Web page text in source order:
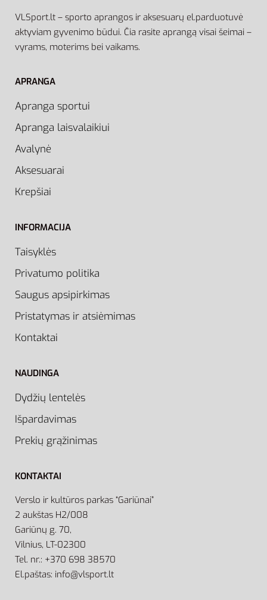
VLSport.lt – sporto aprangos ir aksesuarų el.parduotuvė
aktyviam gyvenimo būdui. Čia rasite aprangą visai šeimai –
vyrams, moterims bei vaikams.
APRANGA
Apranga sportui
Apranga laisvalaikiui
Avalynė
Aksesuarai
Krepšiai
INFORMACIJA
Taisyklės
Privatumo politika
Saugus apsipirkimas
Pristatymas ir atsiėmimas
Kontaktai
NAUDINGA
Dydžių lentelės
Išpardavimas
Prekių grąžinimas
KONTAKTAI
Verslo ir kultūros parkas “Gariūnai”
2 aukštas H2/008
Gariūnų g. 70,
Vilnius, LT-02300
Tel. nr.: +370 698 38570
El.paštas: info@vlsport.lt